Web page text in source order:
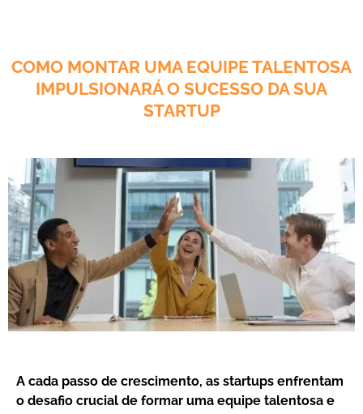
COMO MONTAR UMA EQUIPE TALENTOSA
IMPULSIONARÁ O SUCESSO DA SUA
STARTUP
A cada passo de crescimento, as startups enfrentam
o desafio crucial de formar uma equipe talentosa e